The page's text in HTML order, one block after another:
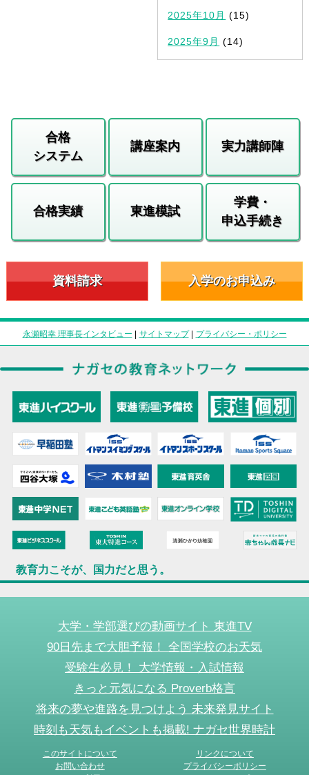
2025年10月 (15)
2025年9月 (14)
合格
システム
講座案内 実力講師陣
合格実績 東進模試
学費・
申込手続き
資料請求 入学のお申込み
永瀬昭幸 理事長インタビュー | サイトマップ| プライバシー・ポリシー
教育力こそが、国力だと思う。
大学・学部選びの動画サイト 東進TV
90日先まで大胆予報！ 全国学校のお天気
受験生必見！ 大学情報・入試情報
きっと元気になる Proverb格言
将来の夢や進路を見つけよう 未来発見サイト
時刻も天気もイベントも掲載! ナガセ世界時計
このサイトについて
リンクについて
お問い合わせ
プライバシーポリシー